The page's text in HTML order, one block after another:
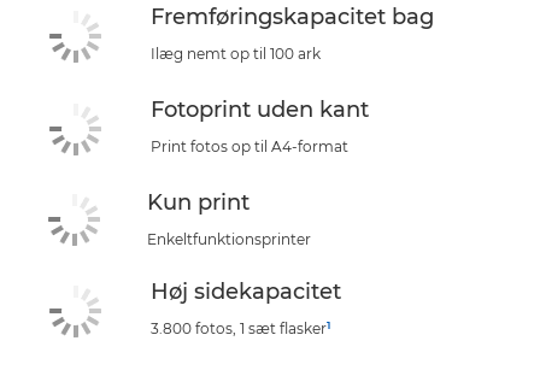
Fremføringskapacitet bag
Ilæg nemt op til 100 ark
Fotoprint uden kant
Print fotos op til A4-format
Kun print
Enkeltfunktionsprinter
Høj sidekapacitet
3.800 fotos, 1 sæt flasker1